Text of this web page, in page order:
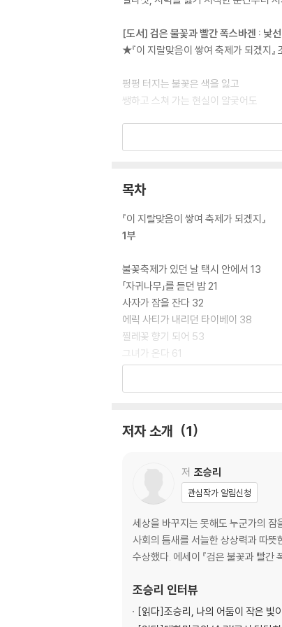
[도서] 검은 불꽃과 빨간 폭스바겐 : 낯
★『이 지랄맞음이 쌓여 축제가 되겠지
펑펑 터지는 불꽃은 색을 잃고
쌩하고 스쳐 가는 현실이 얄궂어도
최대치로 느낀 ‘살아 있다는 감각’
비극으로 끝날 줄 알았던 삶을 축제로
좌충우돌 여행기를 시작으로 플라멩코
목차
『이 지랄맞음이 쌓여 축제가 되겠지』
1부
불꽃축제가 있던 날 택시 안에서 13
「자귀나무」를 듣던 밤 21
사자가 잠을 잔다 32
에릭 사티가 내리던 타이베이 38
찔레꽃 향기 되어 53
그녀가 온다 61
노루를 사랑한 아저씨 66
2부
위로의 방식 99
영화처럼 엄마처럼 107
가라앉은 배, 구부러진 등 116
운동화 할머니 122
넘버 파이브 132
끝까지 한 방! 137
저자 소개 1
저 조승리
관심작가 알림신청
세상을 바꾸지는 못해도 누군가의 잠
사회의 틈새를 서늘한 상상력과 따뜻
수상했다. 에세이 『검은 불꽃과 빨간
조승리 인터뷰
[읽다]조승리, 나의 어둠이 작은 빛